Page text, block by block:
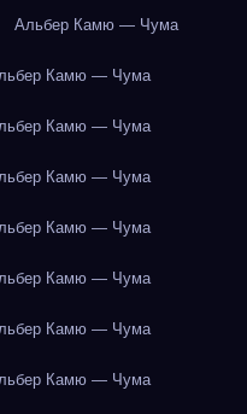
Альбер Камю — Чума
Камю — Чума
Камю — Чума
Камю — Чума
Камю — Чума
Камю — Чума
Камю — Чума
Камю — Чума